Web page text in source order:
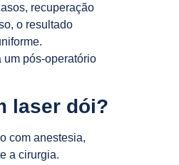
recuperação
o resultado
um pós-operatório
laser dói?
com anestesia,
a cirurgia.